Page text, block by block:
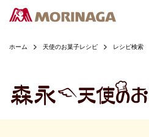
ホーム 天使のお菓子レシピ レシピ検索